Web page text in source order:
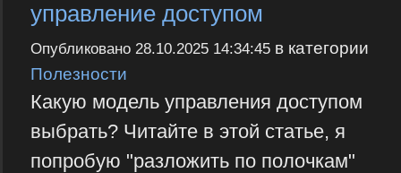
управление доступом
Опубликовано 28.10.2025 14:34:45в категории
Полезности
Какую модель управления доступом
выбрать? Читайте в этой статье, я
попробую "разложить по полочкам"